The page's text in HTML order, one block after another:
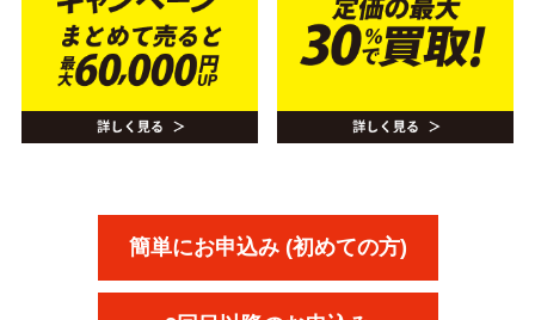
簡単にお申込み (初めての方)